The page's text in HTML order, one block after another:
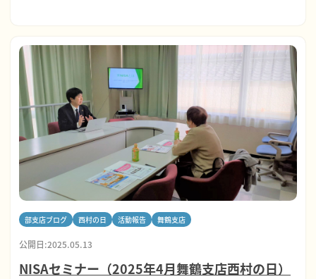
部支店ブログ 西村の日 活動報告 舞鶴支店
公開日:2025.05.13
NISAセミナー（2025年4月舞鶴支店西村の日）